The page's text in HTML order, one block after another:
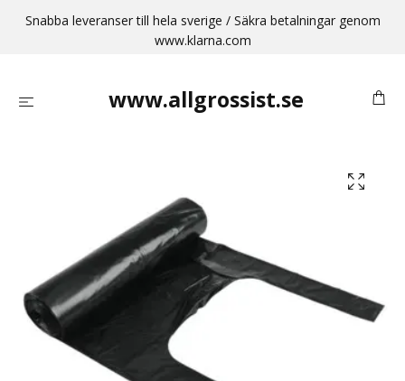
Snabba leveranser till hela sverige / Säkra betalningar genom
www.klarna.com
www.allgrossist.se